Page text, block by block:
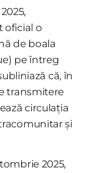
oficial o
de boala
pe întreg
că, în
transmitere
circulația
și
2025,